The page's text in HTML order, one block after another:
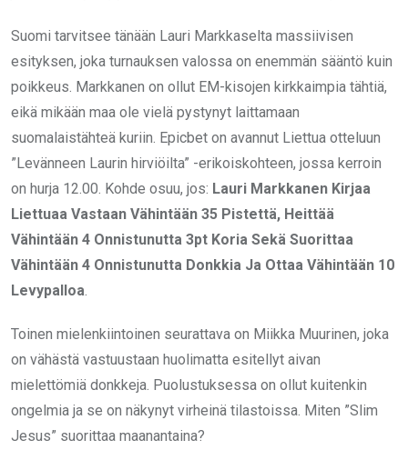
Suomi tarvitsee tänään Lauri Markkaselta massiivisen
esityksen, joka turnauksen valossa on enemmän sääntö kuin
poikkeus. Markkanen on ollut EM-kisojen kirkkaimpia tähtiä,
eikä mikään maa ole vielä pystynyt laittamaan
suomalaistähteä kuriin. Epicbet on avannut Liettua otteluun
”Levänneen Laurin hirviöilta” -erikoiskohteen, jossa kerroin
on hurja 12.00. Kohde osuu, jos: Lauri Markkanen Kirjaa
Liettuaa Vastaan Vähintään 35 Pistettä, Heittää
Vähintään 4 Onnistunutta 3pt Koria Sekä Suorittaa
Vähintään 4 Onnistunutta Donkkia Ja Ottaa Vähintään 10
Levypalloa.
Toinen mielenkiintoinen seurattava on Miikka Muurinen, joka
on vähästä vastuustaan huolimatta esitellyt aivan
mielettömiä donkkeja. Puolustuksessa on ollut kuitenkin
ongelmia ja se on näkynyt virheinä tilastoissa. Miten ”Slim
Jesus” suorittaa maanantaina?